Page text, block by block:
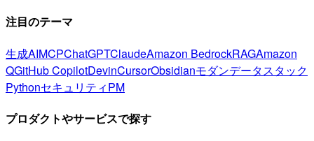
注目のテーマ
生成AIMCPChatGPTClaudeAmazon BedrockRAGAmazon
QGitHub CopilotDevinCursorObsidianモダンデータスタック
PythonセキュリティPM
プロダクトやサービスで探す